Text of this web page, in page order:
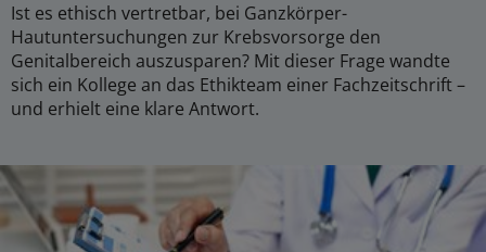
Ist es ethisch vertretbar, bei Ganzkörper-
Hautuntersuchungen zur Krebsvorsorge den
Genitalbereich auszusparen? Mit dieser Frage wandte
sich ein Kollege an das Ethikteam einer Fachzeitschrift –
und erhielt eine klare Antwort.